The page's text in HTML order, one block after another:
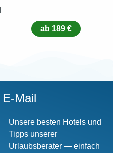
ab 189 €
E-Mail
Unsere besten Hotels und
Tipps unserer
Urlaubsberater — einfach